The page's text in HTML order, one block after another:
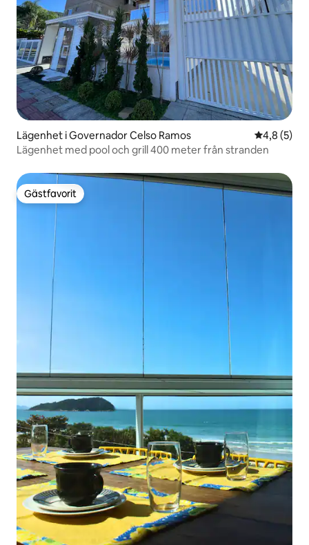
Lägenhet i Governador Celso Ramos 4,8 av 5 i
4,8 (5)
Lägenhet med pool och grill 400 meter från stranden
Gästfavorit
Gästfavorit